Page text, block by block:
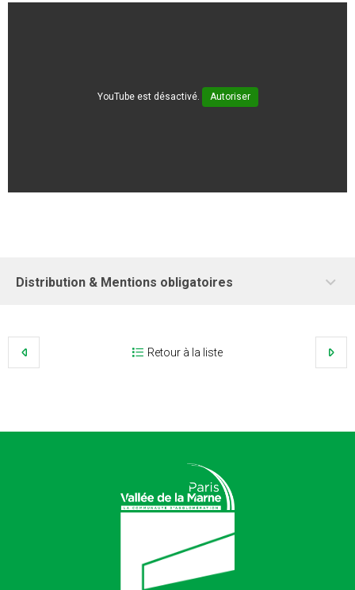
YouTube est désactivé. Autoriser
Distribution & Mentions obligatoires
Retour à la liste